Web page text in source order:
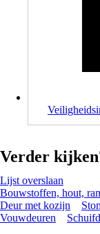
Verder
Lijst overslaan
Bouwstoffen, hout,
Deur met kozijn
Vouwdeuren